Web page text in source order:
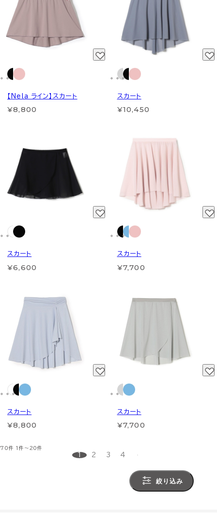
【Nela ライン】スカート
¥8,800
スカート
¥10,450
スカート
¥6,600
スカート
¥7,700
スカート
¥8,800
スカート
¥7,700
70件 1件～20件
1 2 3 4
絞り込み